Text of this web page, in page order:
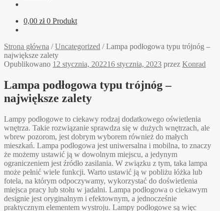
0,00 zł 0 Produkt
Strona główna /Uncategorized /Lampa podłogowa typu trójnóg –
największe zalety
Opublikowano 12 stycznia, 202216 stycznia, 2023 przez Konrad
Lampa podłogowa typu trójnóg –
największe zalety
Lampy podłogowe to ciekawy rodzaj dodatkowego oświetlenia
wnętrza. Takie rozwiązanie sprawdza się w dużych wnętrzach, ale
wbrew pozorom, jest dobrym wyborem również do małych
mieszkań. Lampa podłogowa jest uniwersalna i mobilna, to znaczy
że możemy ustawić ją w dowolnym miejscu, a jedynym
ograniczeniem jest źródło zasilania. W związku z tym, taka lampa
może pełnić wiele funkcji. Warto ustawić ją w pobliżu łóżka lub
fotela, na którym odpoczywamy, wykorzystać do doświetlenia
miejsca pracy lub stołu w jadalni. Lampa podłogowa o ciekawym
designie jest oryginalnym i efektownym, a jednocześnie
praktycznym elementem wystroju. Lampy podłogowe są więc